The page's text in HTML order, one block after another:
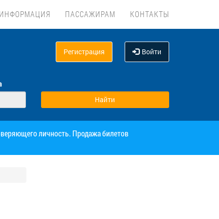
ПАССАЖИРАМ КОНТАКТЫ
Регистрация Войти
личность. Продажа билетов